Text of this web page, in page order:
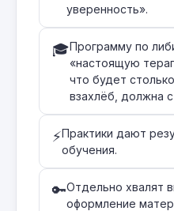
уверенность».
🎓Программу по
«настоящую
что будет
взахлёб, должна
⚡Практики дают
обучения.
🔑Отдельно хвалят
оформление